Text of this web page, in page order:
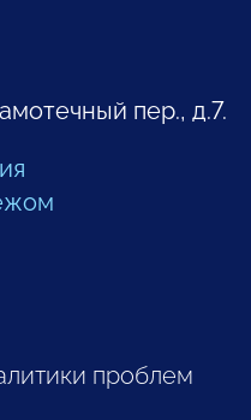
пер., д.7.
проблем